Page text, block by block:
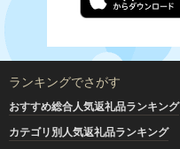
ランキングでさがす
おすすめ総合人気返礼品ランキング
カテゴリ別人気返礼品ランキング